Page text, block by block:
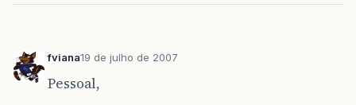
fviana19 de julho de 2007
Pessoal,